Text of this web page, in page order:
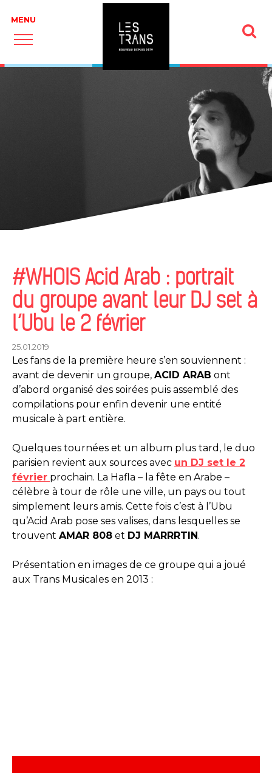
#WHOIS Acid Arab : portrait
du groupe avant leur DJ set à
l’Ubu le 2 février
25.01.2019
Les fans de la première heure s’en souviennent :
avant de devenir un groupe, ACID ARAB ont
d’abord organisé des soirées puis assemblé des
compilations pour enfin devenir une entité
musicale à part entière.
Quelques tournées et un album plus tard, le duo
parisien revient aux sources avec un DJ set le 2
février prochain. La Hafla – la fête en Arabe –
célèbre à tour de rôle une ville, un pays ou tout
simplement leurs amis. Cette fois c’est à l’Ubu
qu’Acid Arab pose ses valises, dans lesquelles se
trouvent AMAR 808 et DJ MARRRTIN.
Présentation en images de ce groupe qui a joué
aux Trans Musicales en 2013 :